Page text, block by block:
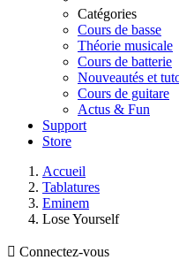
Catégories
Cours de basse
Théorie musicale
Cours de batterie
Nouveautés et
Cours de guitare
Actus & Fun
Support
Store
Accueil
Tablatures
Eminem
Lose Yourself
 Connectez-vous